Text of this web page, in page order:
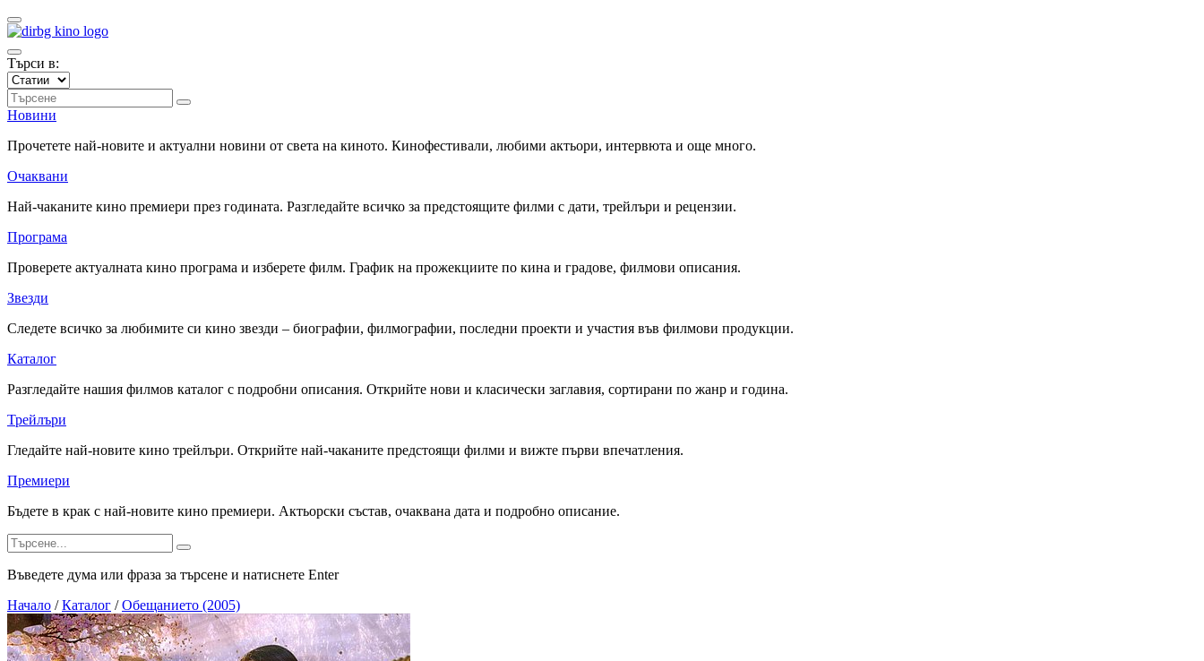
Търси в:
Новини
Прочетете най-новите и актуални новини от света на киното. Кинофестивали, любими актьори, интервюта и още много.
Очаквани
Най-чаканите кино премиери през годината. Разгледайте всичко за предстоящите филми с дати, трейлъри и рецензии.
Програма
Проверете актуалната кино програма и изберете филм. График на прожекциите по кина и градове, филмови описания.
Звезди
Следете всичко за любимите си кино звезди – биографии, филмографии, последни проекти и участия във филмови продукции.
Каталог
Разгледайте нашия филмов каталог с подробни описания. Открийте нови и класически заглавия, сортирани по жанр и година.
Трейлъри
Гледайте най-новите кино трейлъри. Открийте най-чаканите предстоящи филми и вижте първи впечатления.
Премиери
Бъдете в крак с най-новите кино премиери. Актьорски състав, очаквана дата и подробно описание.
Въведете дума или фраза за търсене и натиснете Enter
Начало / Каталог / Обещанието (2005)